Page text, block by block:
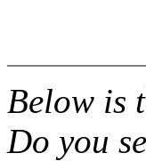
Below is
Do you